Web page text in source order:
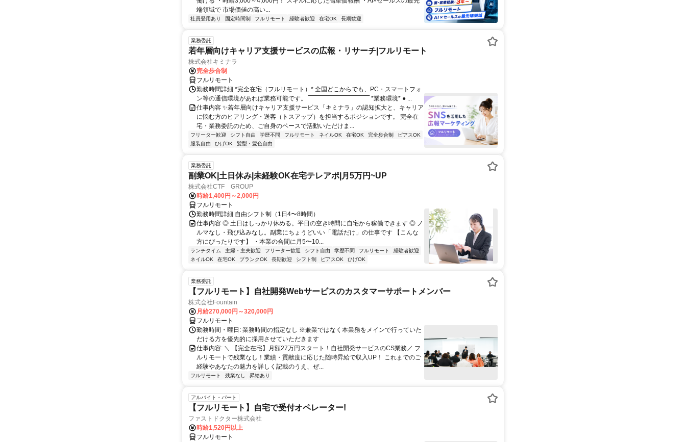
端領域で 市場価値の高い...
社員登用あり 固定時間制 フルリモート 経験者歓迎 在宅OK 長期歓迎
業務委託
若年層向けキャリア支援サービスの広報・リサーチ|フルリモート
株式会社キミナラ
完全歩合制
フルリモート
勤務時間詳細 *完全在宅（フルリモート）* 全国どこからでも、PC・スマートフォ
ン等の通信環境があれば業務可能です。 ‾‾‾‾‾‾‾‾‾‾‾‾‾‾‾‾‾‾‾‾‾‾‾‾‾‾‾‾‾‾ *業務環境* ● ...
仕事内容 ✨若年層向けキャリア支援サービス「キミナラ」の認知拡大と、キャリア
に悩む方のヒアリング・送客（トスアップ）を担当するポジションです。 完全在
宅・業務委託のため、ご自身のペースで活動いただけま...
フリーター歓迎 シフト自由 学歴不問 フルリモート ネイルOK 在宅OK 完全歩合制
ピアスOK
服装自由
ひげOK 髪型・髪色自由
業務委託
副業OK|土日休み|未経験OK在宅テレアポ|月5万円~UP
株式会社CTF GROUP
時給1,400円～2,000円
フルリモート
勤務時間詳細 自由シフト制（1日4〜8時間）
仕事内容 ◎ 土日はしっかり休める。平日の空き時間に自宅から稼働できます ◎ ノ
ルマなし・飛び込みなし。副業にちょうどいい「電話だけ」の仕事です 【こんな
方にぴったりです】 ・本業の合間に月5〜10...
ランチタイム 主婦・主夫歓迎 フリーター歓迎 シフト自由 学歴不問 フルリモート
経験者歓迎
ネイルOK
在宅OK ブランクOK 長期歓迎 シフト制 ピアスOK ひげOK
業務委託
【フルリモート】自社開発Webサービスのカスタマーサポートメンバー
株式会社Fountain
月給270,000円～320,000円
フルリモート
勤務時間・曜日: 業務時間の指定なし ※兼業ではなく本業務をメインで行っていた
だける方を優先的に採用させていただきます
仕事内容: ＼ 【完全在宅】月額27万円スタート！自社開発サービスのCS業務／ フ
ルリモートで残業なし！業績・貢献度に応じた随時昇給で収入UP！ これまでのご
経験やあなたの魅力を詳しく記載のうえ、ぜ...
フルリモート 残業なし 昇給あり
アルバイト・パート
【フルリモート】自宅で受付オペレーター!
ファストドクター株式会社
時給1,520円以上
フルリモート